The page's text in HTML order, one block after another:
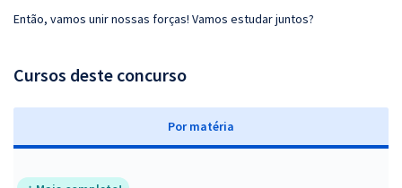
Então, vamos unir nossas forças! Vamos estudar juntos?
Cursos deste concurso
Por matéria